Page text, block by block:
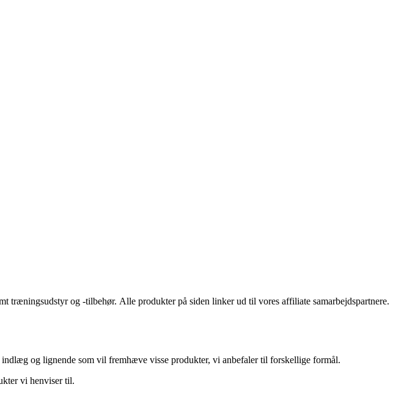
træningsudstyr og -tilbehør. Alle produkter på siden linker ud til vores affiliate samarbejdspartnere.
og lignende som vil fremhæve visse produkter, vi anbefaler til forskellige formål.
vi henviser til.